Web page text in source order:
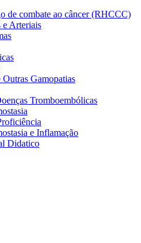
de combate ao câncer (RHCCC)
e Arteriais
Gamopatias
Tromboembólicas
e Inflamação
Didatico